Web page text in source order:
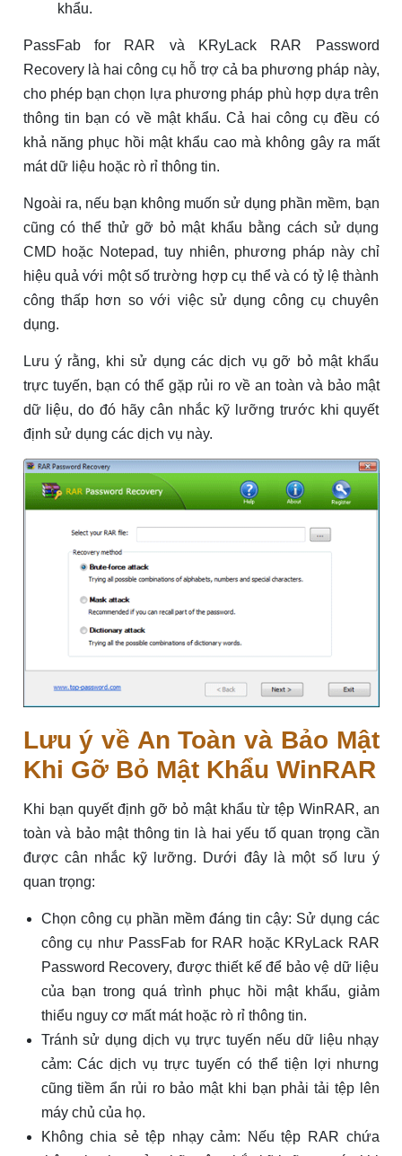
khẩu.
PassFab for RAR và KRyLack RAR Password
Recovery là hai công cụ hỗ trợ cả ba phương pháp này,
cho phép bạn chọn lựa phương pháp phù hợp dựa trên
thông tin bạn có về mật khẩu. Cả hai công cụ đều có
khả năng phục hồi mật khẩu cao mà không gây ra mất
mát dữ liệu hoặc rò rỉ thông tin.
Ngoài ra, nếu bạn không muốn sử dụng phần mềm, bạn
cũng có thể thử gỡ bỏ mật khẩu bằng cách sử dụng
CMD hoặc Notepad, tuy nhiên, phương pháp này chỉ
hiệu quả với một số trường hợp cụ thể và có tỷ lệ thành
công thấp hơn so với việc sử dụng công cụ chuyên
dụng.
Lưu ý rằng, khi sử dụng các dịch vụ gỡ bỏ mật khẩu
trực tuyến, bạn có thể gặp rủi ro về an toàn và bảo mật
dữ liệu, do đó hãy cân nhắc kỹ lưỡng trước khi quyết
định sử dụng các dịch vụ này.
Lưu ý về An Toàn và Bảo Mật
Khi Gỡ Bỏ Mật Khẩu WinRAR
Khi bạn quyết định gỡ bỏ mật khẩu từ tệp WinRAR, an
toàn và bảo mật thông tin là hai yếu tố quan trọng cần
được cân nhắc kỹ lưỡng. Dưới đây là một số lưu ý
quan trọng:
Chọn công cụ phần mềm đáng tin cậy: Sử dụng các
công cụ như PassFab for RAR hoặc KRyLack RAR
Password Recovery, được thiết kế để bảo vệ dữ liệu
của bạn trong quá trình phục hồi mật khẩu, giảm
thiểu nguy cơ mất mát hoặc rò rỉ thông tin.
Tránh sử dụng dịch vụ trực tuyến nếu dữ liệu nhạy
cảm: Các dịch vụ trực tuyến có thể tiện lợi nhưng
cũng tiềm ẩn rủi ro bảo mật khi bạn phải tải tệp lên
máy chủ của họ.
Không chia sẻ tệp nhạy cảm: Nếu tệp RAR chứa